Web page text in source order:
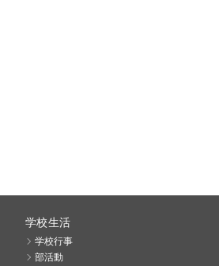
学校生活
学校行事
部活動